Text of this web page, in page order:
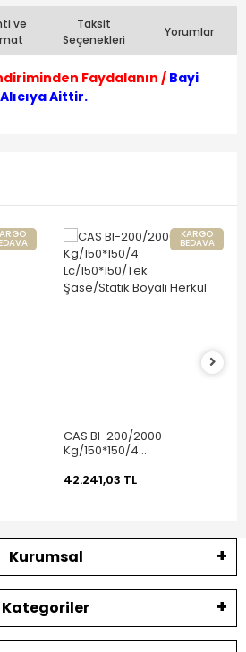
ve
Taksit
Seçenekleri
Yorumlar
Faydalanın / Bayi
Aittir.
KARGO
BEDAVA
CAS BI-200/2000
Kg/150*150/4
Şase/Statık Boyalı Herkül
42.241,03 TL
Kurumsal
Kategoriler